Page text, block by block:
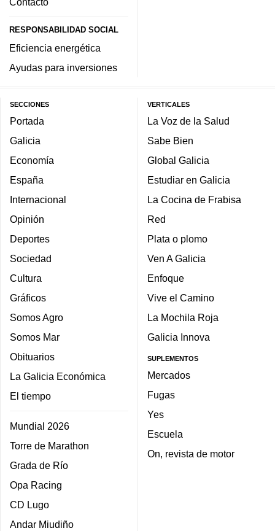
RESPONSABILIDAD SOCIAL
Eficiencia energética
Ayudas para inversiones
SECCIONES
Portada
Galicia
Economía
España
Internacional
Opinión
Deportes
Sociedad
Cultura
Gráficos
Somos Agro
Somos Mar
Obituarios
La Galicia Económica
El tiempo
Mundial 2026
Torre de Marathon
Grada de Río
Opa Racing
CD Lugo
Andar Miudiño
VERTICALES
La Voz de la Salud
Sabe Bien
Global Galicia
Estudiar en Galicia
La Cocina de Frabisa
Red
Plata o plomo
Ven A Galicia
Enfoque
Vive el Camino
La Mochila Roja
Galicia Innova
SUPLEMENTOS
Mercados
Fugas
Yes
Escuela
On, revista de motor